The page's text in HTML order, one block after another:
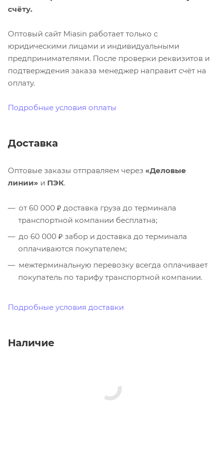
счёту.
Оптовый сайт Miasin работает только с
юридическими лицами и индивидуальными
предпринимателями. После проверки реквизитов и
подтверждения заказа менеджер направит счёт на
оплату.
Подробные условия оплаты
Доставка
Оптовые заказы отправляем через «Деловые
линии» и ПЭК.
от 60 000 ₽ доставка груза до терминала
транспортной компании бесплатна;
до 60 000 ₽ забор и доставка до терминала
оплачиваются покупателем;
межтерминальную перевозку всегда оплачивает
покупатель по тарифу транспортной компании.
Подробные условия доставки
Наличие